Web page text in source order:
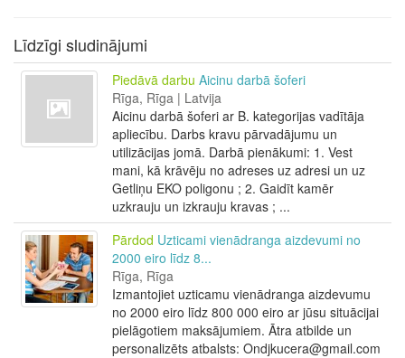
Līdzīgi sludinājumi
Piedāvā darbu Aicinu darbā šoferi
Rīga, Rīga | Latvija
Aicinu darbā šoferi ar B. kategorijas vadītāja
apliecību. Darbs kravu pārvadājumu un
utilizācijas jomā. Darbā pienākumi: 1. Vest
mani, kā krāvēju no adreses uz adresi un uz
Getliņu EKO poligonu ; 2. Gaidīt kamēr
uzkrauju un izkrauju kravas ; ...
Pārdod Uzticami vienādranga aizdevumi no
2000 eiro līdz 8...
Rīga, Rīga
Izmantojiet uzticamu vienādranga aizdevumu
no 2000 eiro līdz 800 000 eiro ar jūsu situācijai
pielāgotiem maksājumiem. Ātra atbilde un
personalizēts atbalsts: Ondjkucera@gmail.com